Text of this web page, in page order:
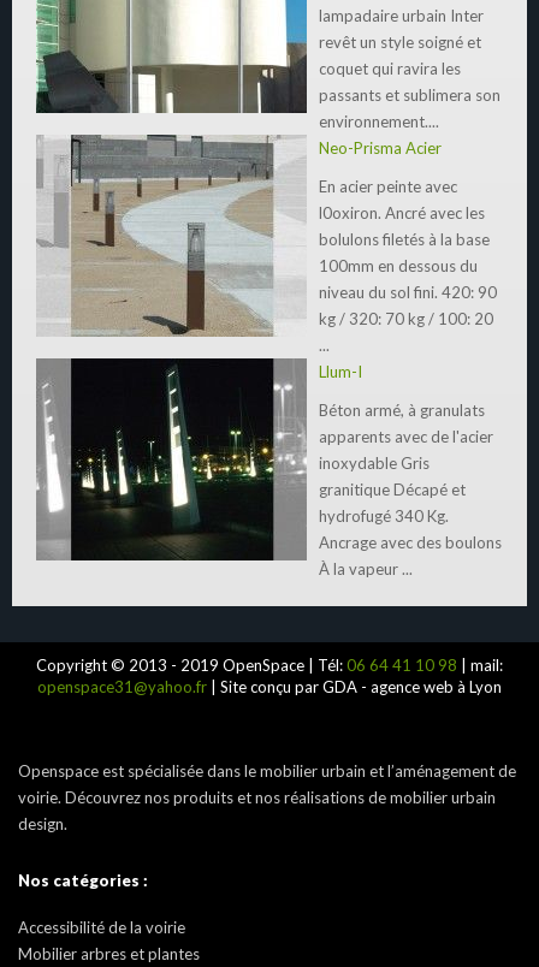
lampadaire urbain Inter
revêt un style soigné et
coquet qui ravira les
passants et sublimera son
environnement....
Neo-Prisma Acier
En acier peinte avec
l0oxiron. Ancré avec les
bolulons filetés à la base
100mm en dessous du
niveau du sol fini. 420: 90
kg / 320: 70 kg / 100: 20
...
Llum-I
Béton armé, à granulats
apparents avec de l'acier
inoxydable Gris
granitique Décapé et
hydrofugé 340 Kg.
Ancrage avec des boulons
À la vapeur ...
Copyright © 2013 - 2019 OpenSpace | Tél:06 64 41 10 98 | mail:
openspace31@yahoo.fr | Site conçu par GDA - agence web à Lyon
Openspace est spécialisée dans le mobilier urbain et l’aménagement de
voirie. Découvrez nos produits et nos réalisations de mobilier urbain
design.
Nos catégories :
Accessibilité de la voirie
Mobilier arbres et plantes